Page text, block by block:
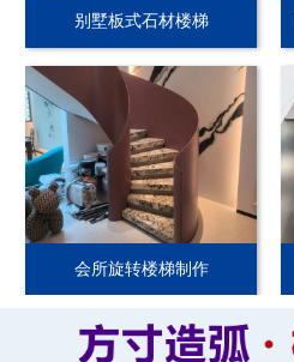
别墅板式石材楼梯
会所旋转楼梯制作